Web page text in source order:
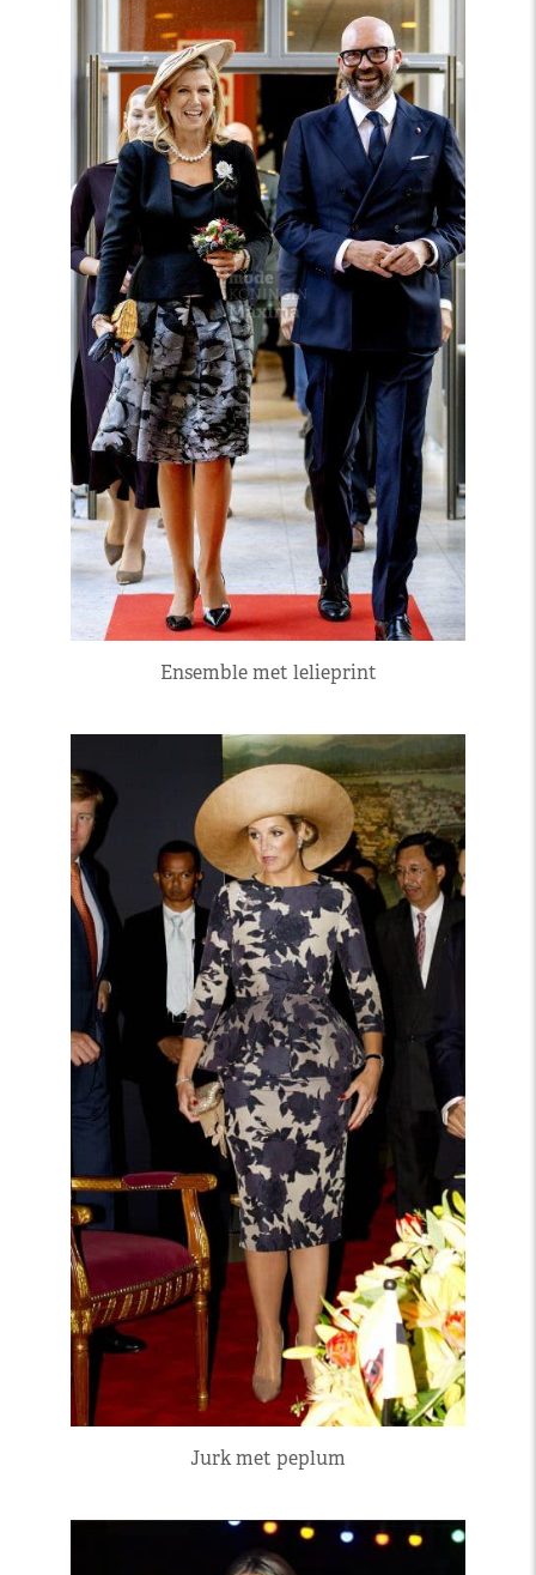
Ensemble met lelieprint
Jurk met peplum